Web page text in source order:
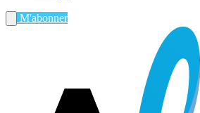
M'abonner